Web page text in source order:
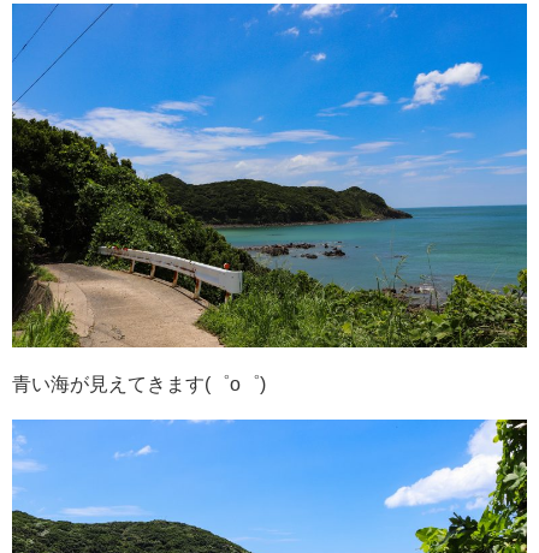
青い海が見えてきます(゜o゜)